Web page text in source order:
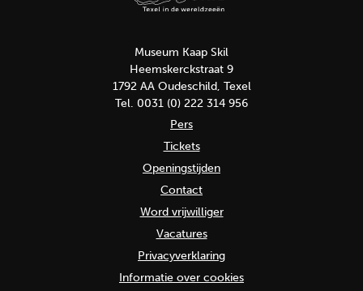
Museum Kaap Skil
Heemskerckstraat 9
1792 AA Oudeschild, Texel
Tel. 0031 (0) 222 314 956
Pers
Tickets
Openingstijden
Contact
Word vrijwilliger
Vacatures
Privacyverklaring
Informatie over cookies